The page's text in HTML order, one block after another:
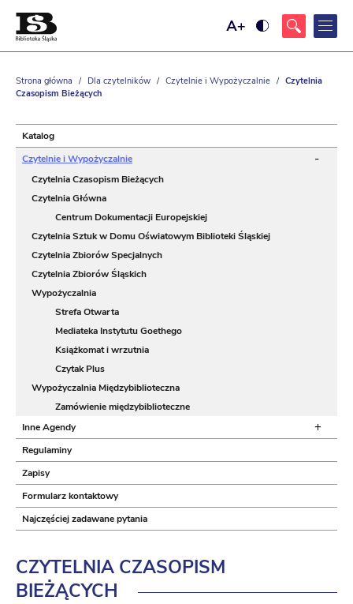
Ustaw
rozmiar
Ustaw
kontrast
z
żółtym
kolorem
Strona główna / Dla czytelników / Czytelnie i Wypożyczalnie / Czytelnia
Czasopism Bieżących
Katalog
Czytelnie i Wypożyczalnie
-
Czytelnia Czasopism Bieżących
Czytelnia Główna
Centrum Dokumentacji Europejskiej
Czytelnia Sztuk w Domu Oświatowym Biblioteki Śląskiej
Czytelnia Zbiorów Specjalnych
Czytelnia Zbiorów Śląskich
Wypożyczalnia
Strefa Otwarta
Mediateka Instytutu Goethego
Książkomat i wrzutnia
Czytak Plus
Wypożyczalnia Międzybiblioteczna
Zamówienie międzybiblioteczne
Inne Agendy
+
Regulaminy
Zapisy
Formularz kontaktowy
Najczęściej zadawane pytania
CZYTELNIA CZASOPISM
BIEŻĄCYCH